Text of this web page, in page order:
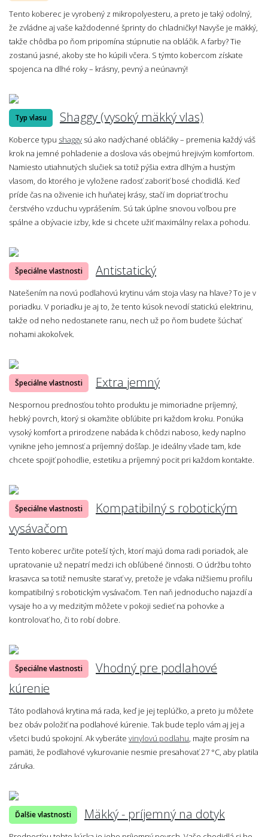
Tento koberec je vyrobený z mikropolyesteru, a preto je taký odolný,
že zvládne aj vaše každodenné šprinty do chladničky! Navyše je mäkký,
takže chôdba po ňom pripomína stúpnutie na obláčik. A farby? Tie
zostanú jasné, akoby ste ho kúpili včera. S týmto kobercom získate
spojenca na dlhé roky – krásny, pevný a neúnavný!
Typ vlasu Shaggy (vysoký mäkký vlas)
Koberce typu shaggy sú ako nadýchané obláčiky – premenia každý váš
krok na jemné pohladenie a doslova vás obejmú hrejivým komfortom.
Namiesto utiahnutých slučiek sa totiž pýšia extra dlhým a hustým
vlasom, do ktorého je vyložene radosť zaboriť bosé chodidlá. Keď
príde čas na oživenie ich huňatej krásy, stačí im dopriať trochu
čerstvého vzduchu vyprášením. Sú tak úplne snovou voľbou pre
spálne a obývacie izby, kde si chcete užiť maximálny relax a pohodu.
Špeciálne vlastnosti Antistatický
Natešením na novú podlahovú krytinu vám stoja vlasy na hlave? To je v
poriadku. V poriadku je aj to, že tento kúsok nevodí statickú elektrinu,
takže od neho nedostanete ranu, nech už po ňom budete šúchať
nohami akokoľvek.
Špeciálne vlastnosti Extra jemný
Nespornou prednosťou tohto produktu je mimoriadne príjemný,
hebký povrch, ktorý si okamžite obľúbite pri každom kroku. Ponúka
vysoký komfort a prirodzene nabáda k chôdzi naboso, kedy naplno
vynikne jeho jemnosť a príjemný došľap. Je ideálny všade tam, kde
chcete spojiť pohodlie, estetiku a príjemný pocit pri každom kontakte.
Špeciálne vlastnosti
Kompatibilný s robotickým
vysávačom
Tento koberec určite poteší tých, ktorí majú doma radi poriadok, ale
upratovanie už nepatrí medzi ich obľúbené činnosti. O údržbu tohto
krasavca sa totiž nemusíte starať vy, pretože je vďaka nižšiemu profilu
kompatibilný s robotickým vysávačom. Ten naň jednoducho najazdí a
vysaje ho a vy medzitým môžete v pokoji sedieť na pohovke a
kontrolovať ho, či to robí dobre.
Špeciálne vlastnosti
Vhodný pre podlahové
kúrenie
Táto podlahová krytina má rada, keď je jej teplúčko, a preto ju môžete
bez obáv položiť na podlahové kúrenie. Tak bude teplo vám aj jej a
všetci budú spokojní. Ak vyberáte vinylovú podlahu , majte prosím na
pamäti, že podlahové vykurovanie nesmie presahovať 27 °C, aby platila
záruka.
Ďalšie vlastnosti Mäkký - príjemný na dotyk